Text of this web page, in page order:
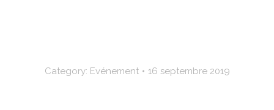
Category: Evénement 16 septembre 2019